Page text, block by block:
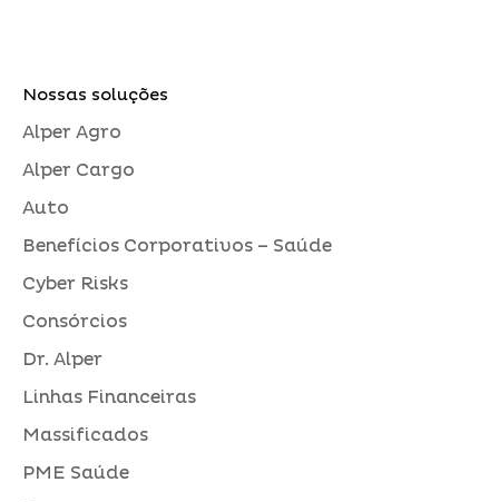
Nossas soluções
Alper Agro
Alper Cargo
Auto
Benefícios Corporativos – Saúde
Cyber Risks
Consórcios
Dr. Alper
Linhas Financeiras
Massificados
PME Saúde